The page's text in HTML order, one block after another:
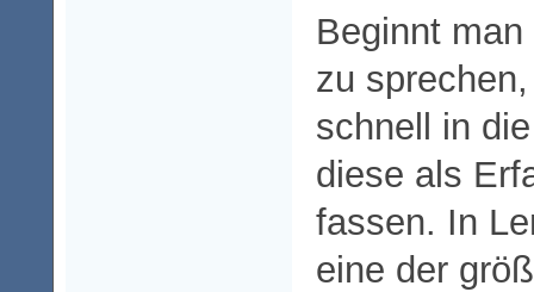
Beginnt
zu
schnell in
diese als
fassen. In
eine der